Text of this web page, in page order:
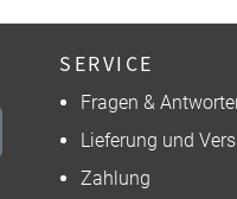
SERVICE
Fragen &
Lieferung und
Zahlung